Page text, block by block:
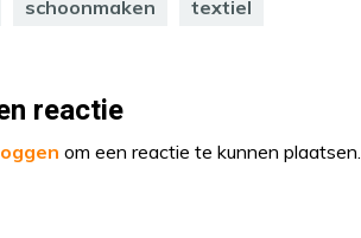
schoonmaken textiel
reactie
om een reactie te kunnen plaatsen.